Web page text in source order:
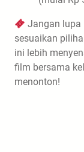
Jangan lupa
sesuaikan
ini lebih
film bersama
menonton!